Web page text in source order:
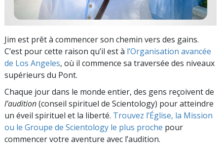
Jim est prêt à commencer son chemin vers des gains.
C’est pour cette raison qu’il est à l’Organisation avancée
de Los Angeles, où il commence sa traversée des niveaux
supérieurs du Pont.
Chaque jour dans le monde entier, des gens reçoivent de
l’audition(conseil spirituel de Scientology) pour atteindre
un éveil spirituel et la liberté. Trouvez l’Église, la Mission
ou le Groupe de Scientology le plus proche pour
commencer votre aventure avec l’audition.